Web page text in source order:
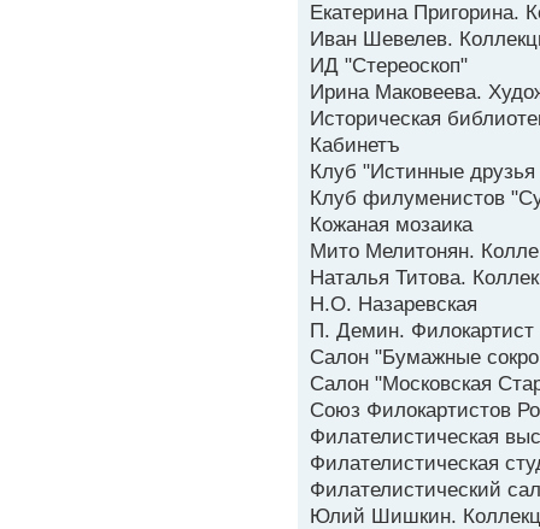
Екатерина Пригорина.
Иван Шевелев.
ИД "Стереоскоп"
Ирина Маковеева.
Историческая
Кабинетъ
Клуб "Истинные
Клуб филуменистов
Кожаная мозаика
Мито Мелитонян.
Наталья Титова.
Н.О. Назаревская
П. Демин. Филокартист
Салон "Бумажные
Салон "Московская
Союз Филокартистов
Филателистическая
Филателистическая
Филателистический
Юлий Шишкин.